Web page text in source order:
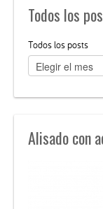
Todos los
Todos los posts
Alisado con